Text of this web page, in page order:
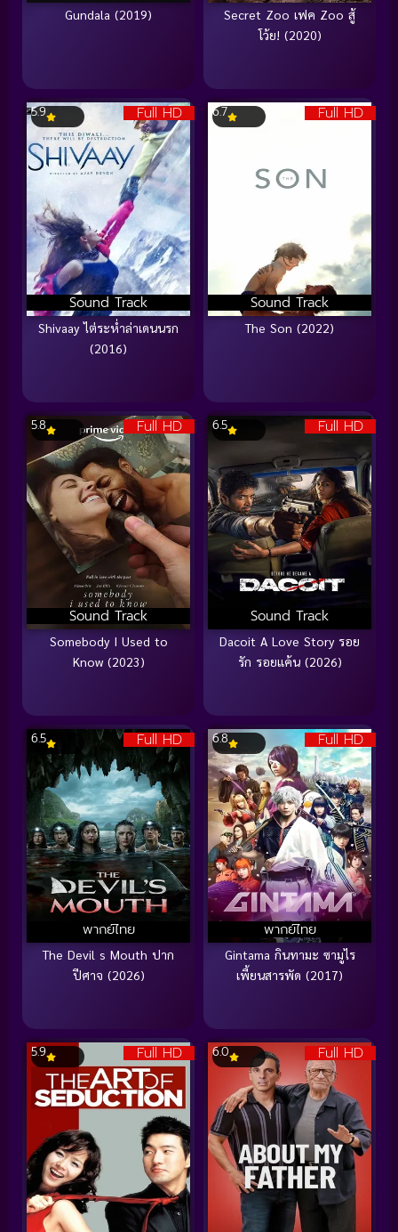
Gundala (2019)
Secret Zoo เฟค Zoo สู้
โว้ย! (2020)
Full HD
Sound Track
5.9
Shivaay ไต่ระห่ำล่าเดนนรก
(2016)
Full HD
Sound Track
6.7
The Son (2022)
Full HD
Sound Track
5.8
Somebody I Used to
Know (2023)
Full HD
Sound Track
6.5
Dacoit A Love Story รอย
รัก รอยแค้น (2026)
Full HD
พากย์ไทย
6.5
The Devil s Mouth ปาก
ปีศาจ (2026)
Full HD
พากย์ไทย
6.8
Gintama กินทามะ ซามูไร
เพี้ยนสารพัด (2017)
Full HD
5.9 Full HD
6.0